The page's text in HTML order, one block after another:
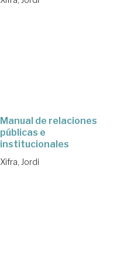
Manual de relaciones
públicas e
institucionales
Xifra, Jordi